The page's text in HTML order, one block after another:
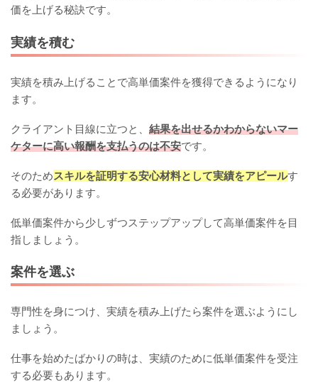
価を上げる秘訣です。
実績を積む
実績を積み上げることで高単価案件を獲得できるようになり
ます。
クライアント目線に立つと、 結果を出せるかわからないマー
ケターに高い報酬を支払うのは不安です。
そのためスキルを証明する安心材料として実績をアピールす
る必要があります。
低単価案件から少しずつステップアップして高単価案件を目
指しましょう。
案件を選ぶ
専門性を身につけ、実績を積み上げたら案件を選ぶようにし
ましょう。
仕事を始めたばかりの時は、実績のために低単価案件を受注
する必要もあります。